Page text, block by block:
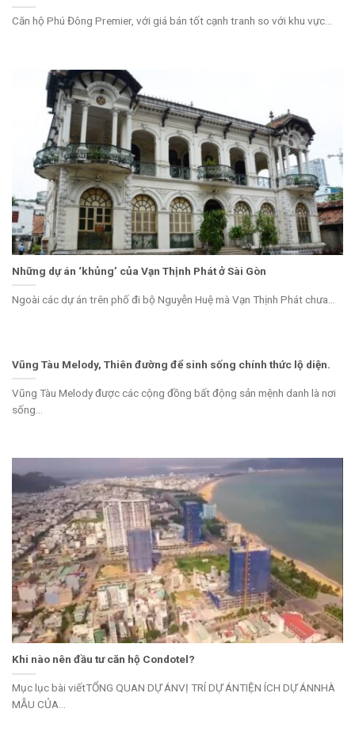
Căn hộ Phú Đông Premier, với giá bán tốt cạnh tranh so với khu vực...
Những dự án ‘khủng’ của Vạn Thịnh Phát ở Sài Gòn
Ngoài các dự án trên phố đi bộ Nguyễn Huệ mà Vạn Thịnh Phát chưa...
Vũng Tàu Melody, Thiên đường để sinh sống chính thức lộ diện.
Vũng Tàu Melody được các cộng đồng bất động sản mệnh danh là nơi
sống...
Khi nào nên đầu tư căn hộ Condotel?
Mục lục bài viếtTỔNG QUAN DỰ ÁNVỊ TRÍ DỰ ÁNTIỆN ÍCH DỰ ÁNNHÀ
MẪU CỦA...